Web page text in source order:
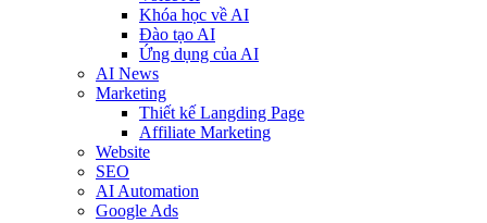
Khóa học về AI
Đào tạo AI
Ứng dụng của AI
AI News
Marketing
Thiết kế Langding Page
Affiliate Marketing
Website
SEO
AI Automation
Google Ads